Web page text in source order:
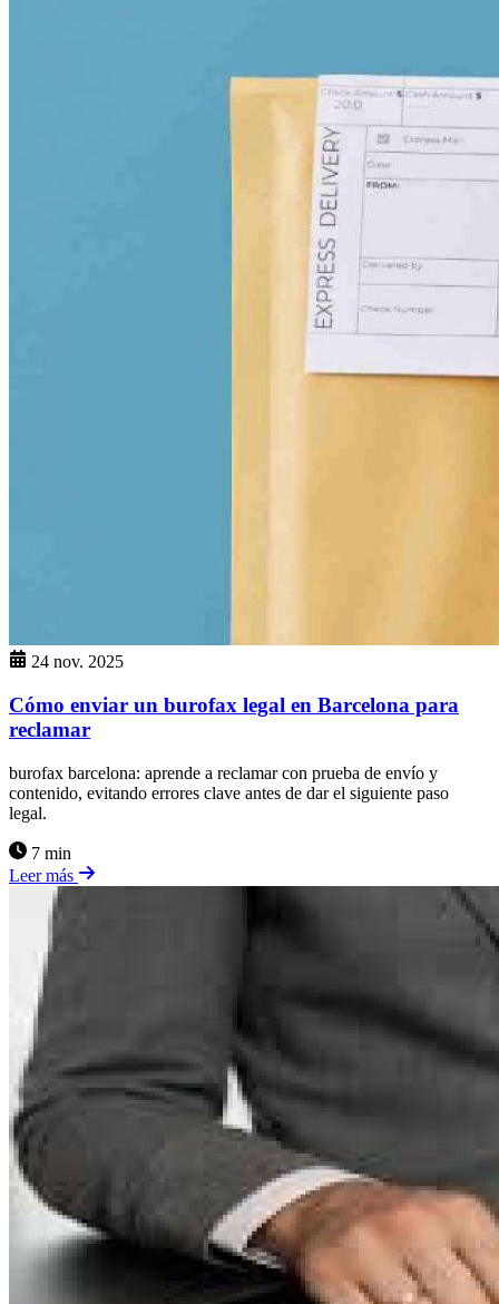
24 nov. 2025
Cómo enviar un burofax legal en Barcelona para
reclamar
burofax barcelona: aprende a reclamar con prueba de envío y
contenido, evitando errores clave antes de dar el siguiente paso
legal.
7 min
Leer más